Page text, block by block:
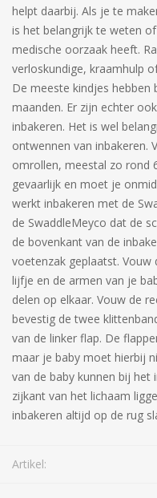
helpt daarbij. Als je te
is het belangrijk te weten
medische oorzaak heeft.
verloskundige, kraamhulp
De meeste kindjes
maanden. Er zijn echter
inbakeren. Het is wel
ontwennen van inbakeren.
omrollen, meestal zo rond
gevaarlijk en moet je
werkt inbakeren met de
de SwaddleMeyco dat de
de bovenkant van de
voetenzak geplaatst.
lijfje en de armen van je
delen op elkaar. Vouw de
bevestig de twee
van de linker flap. De
maar je baby moet hierbij
van de baby kunnen bij het
zijkant van het lichaam
inbakeren altijd op de rug
Artikel: